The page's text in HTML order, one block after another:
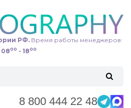
РФ. Время работы менеджеров:
0800 - 1800
8 800 444 22 48